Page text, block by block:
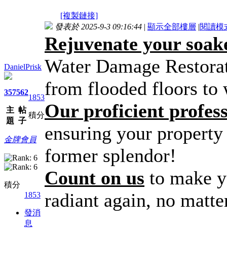
[複製鏈接]
DanielPrisk
357
主
題
562
帖
子
1853
積分
金牌會員
積分
1853
發消
息
發表於 2025-9-3 09:16:44 | 顯示全部樓層 |閱讀模
Rejuvenate your
Water Damage
from flooded floors to
Our proficient
ensuring your
former splendor!
Count on us to make
radiant again, no